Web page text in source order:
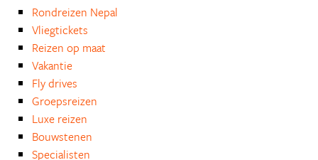
Rondreizen Nepal
Vliegtickets
Reizen op maat
Vakantie
Fly drives
Groepsreizen
Luxe reizen
Bouwstenen
Specialisten